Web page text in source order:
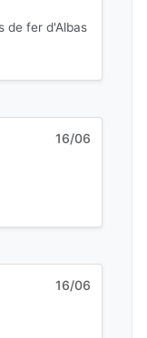
de fer d'Albas
16/06
16/06